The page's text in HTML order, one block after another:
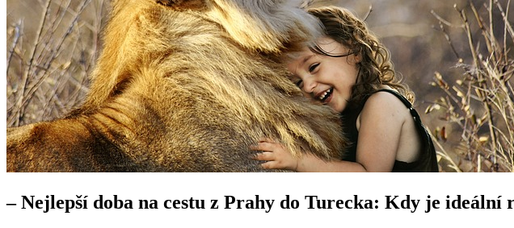
– Nejlepší doba na cestu z Prahy do Turecka: Kdy je